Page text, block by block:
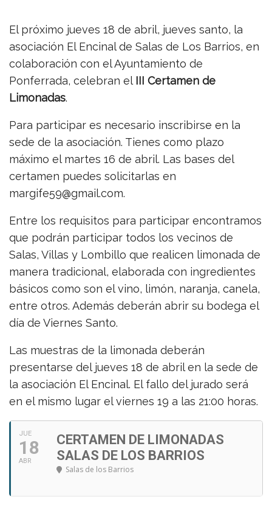
El próximo jueves 18 de abril, jueves santo, la
asociación El Encinal de Salas de Los Barrios, en
colaboración con el Ayuntamiento de
Ponferrada, celebran el III Certamen de
Limonadas.
Para participar es necesario inscribirse en la
sede de la asociación. Tienes como plazo
máximo el martes 16 de abril. Las bases del
certamen puedes solicitarlas en
margife59@gmail.com.
Entre los requisitos para participar encontramos
que podrán participar todos los vecinos de
Salas, Villas y Lombillo que realicen limonada de
manera tradicional, elaborada con ingredientes
básicos como son el vino, limón, naranja, canela,
entre otros. Además deberán abrir su bodega el
día de Viernes Santo.
Las muestras de la limonada deberán
presentarse del jueves 18 de abril en la sede de
la asociación El Encinal. El fallo del jurado será
en el mismo lugar el viernes 19 a las 21:00 horas.
JUE
18
ABR
CERTAMEN DE LIMONADAS
SALAS DE LOS BARRIOS
Salas de los Barrios